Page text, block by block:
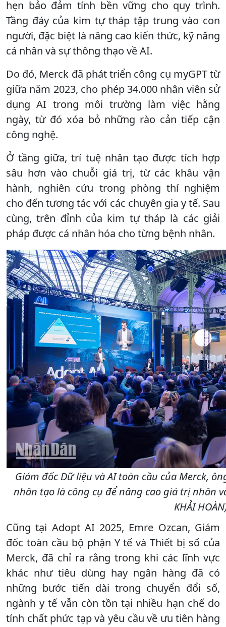
hẹn bảo đảm tính bền vững cho quy trình.
Tầng đáy của kim tự tháp tập trung vào con
người, đặc biệt là nâng cao kiến thức, kỹ năng
cá nhân và sự thông thạo về AI.
Do đó, Merck đã phát triển công cụ myGPT từ
giữa năm 2023, cho phép 34.000 nhân viên sử
dụng AI trong môi trường làm việc hằng
ngày, từ đó xóa bỏ những rào cản tiếp cận
công nghệ.
Ở tầng giữa, trí tuệ nhân tạo được tích hợp
sâu hơn vào chuỗi giá trị, từ các khâu vận
hành, nghiên cứu trong phòng thí nghiệm
cho đến tương tác với các chuyên gia y tế. Sau
cùng, trên đỉnh của kim tự tháp là các giải
pháp được cá nhân hóa cho từng bệnh nhân.
Giám đốc Dữ liệu và AI toàn cầu của Merck,
nhân tạo là công cụ để nâng cao giá trị nhân
KHẢI
Cũng tại Adopt AI 2025, Emre Ozcan, Giám
đốc toàn cầu bộ phận Y tế và Thiết bị số của
Merck, đã chỉ ra rằng trong khi các lĩnh vực
khác như tiêu dùng hay ngân hàng đã có
những bước tiến dài trong chuyển đổi số,
ngành y tế vẫn còn tồn tại nhiều hạn chế do
tính chất phức tạp và yêu cầu về ưu tiên hàng